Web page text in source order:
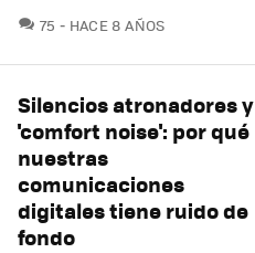
75 COMENTARIOS
HACE 8 AÑOS
Silencios atronadores y
'comfort noise': por qué
nuestras
comunicaciones
digitales tiene ruido de
fondo